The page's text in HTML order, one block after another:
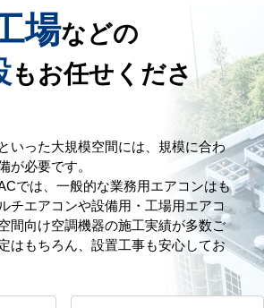
場などの
もお任せくださ
いった大規模空間には、規模に合わ
が必要です。
では、一般的な業務用エアコンはも
チエアコンや設備用・工場用エアコ
間向け空調機器の施工実績が多数ご
はもちろん、設置工事も安心してお